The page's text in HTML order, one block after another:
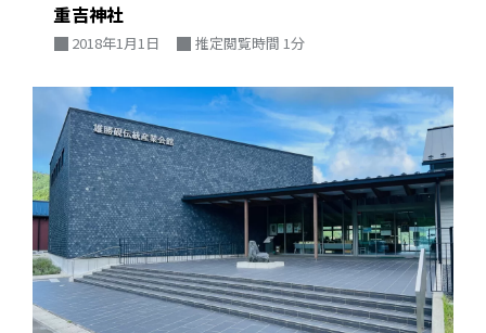
重吉神社
2018年1月1日 推定閲覧時間 1分